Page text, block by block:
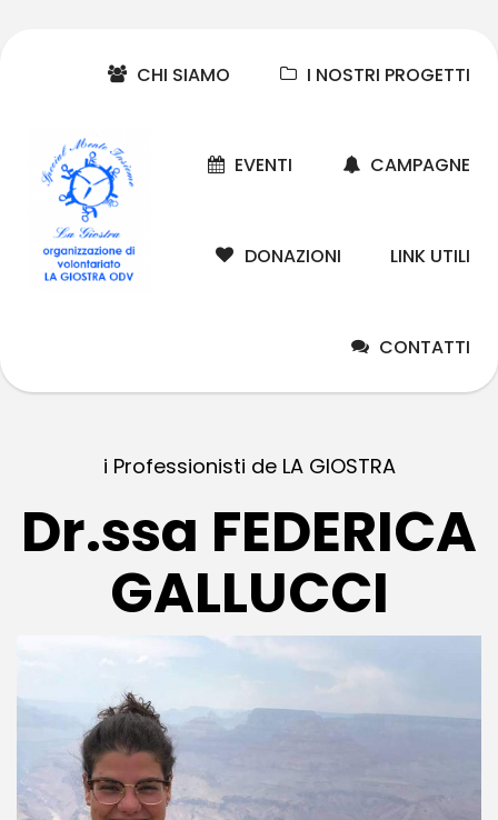
CHI SIAMO I NOSTRI PROGETTI
EVENTI CAMPAGNE
DONAZIONI LINK UTILI
CONTATTI
i Professionisti de LA GIOSTRA
Dr.ssa FEDERICA
GALLUCCI